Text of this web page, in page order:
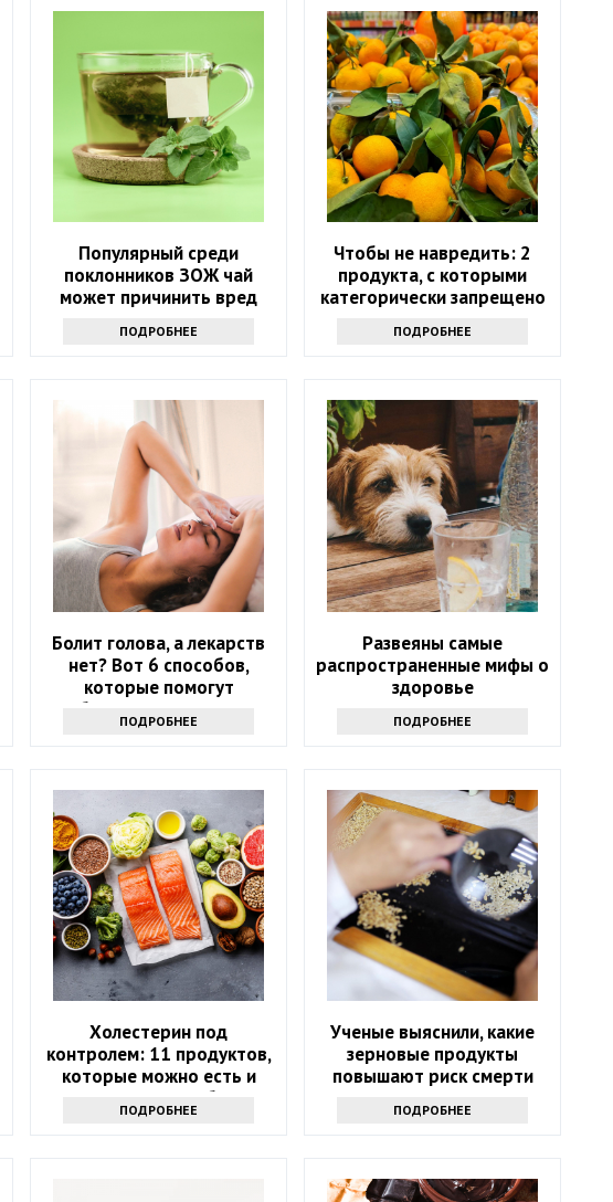
Популярный среди
поклонников ЗОЖ чай
может причинить вред
ПОДРОБНЕЕ
Чтобы не навредить: 2
продукта, с которыми
категорически запрещено
ПОДРОБНЕЕ
Болит голова, а лекарств
нет? Вот 6 способов,
которые помогут
избавиться от напасти
ПОДРОБНЕЕ
Развеяны самые
распространенные мифы о
здоровье
ПОДРОБНЕЕ
Холестерин под
контролем: 11 продуктов,
которые можно есть и
которых стоит избегать
ПОДРОБНЕЕ
Ученые выяснили, какие
зерновые продукты
повышают риск смерти
ПОДРОБНЕЕ